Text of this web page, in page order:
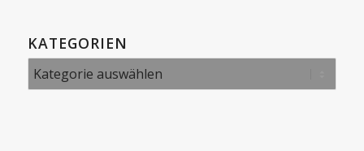
KATEGORIEN
Kategorien